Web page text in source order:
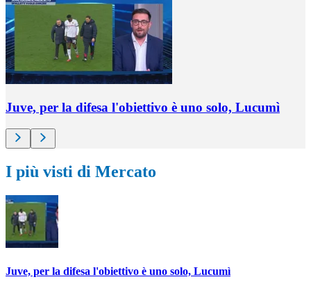
Juve, per la difesa l'obiettivo è uno solo, Lucumì
I più visti di Mercato
Juve, per la difesa l'obiettivo è uno solo, Lucumì